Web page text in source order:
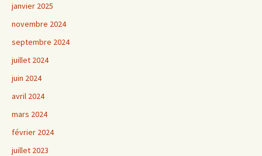
janvier 2025
novembre 2024
septembre 2024
juillet 2024
juin 2024
avril 2024
mars 2024
février 2024
juillet 2023